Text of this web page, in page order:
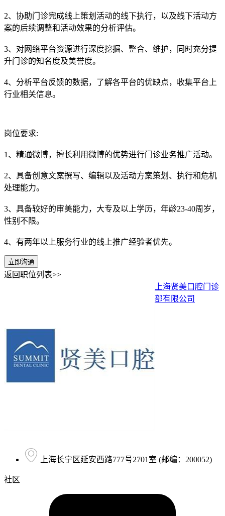
2、协助门诊完成线上策划活动的线下执行，以及线下活动方
案的后续调整和活动效果的分析评估。
3、对网络平台资源进行深度挖掘、整合、维护，同时充分提
升门诊的知名度及美誉度。
4、分析平台反馈的数据，了解各平台的优缺点，收集平台上
行业相关信息。
岗位要求:
1、精通微博，擅长利用微博的优势进行门诊业务推广活动。
2、具备创意文案撰写、编辑以及活动方案策划、执行和危机
处理能力。
3、具备较好的审美能力，大专及以上学历，年龄23-40周岁，
性别不限。
4、有两年以上服务行业的线上推广经验者优先。
立即沟通
返回职位列表>>
上海贤美口腔门诊
部有限公司
上海长宁区延安西路777号2701室 (邮编：200052)
社区